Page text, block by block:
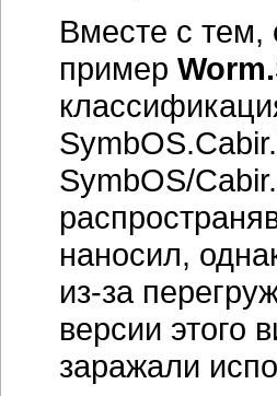
Вместе с
пример
SymbOS/
наносил,
из-за
версии этого
заражали